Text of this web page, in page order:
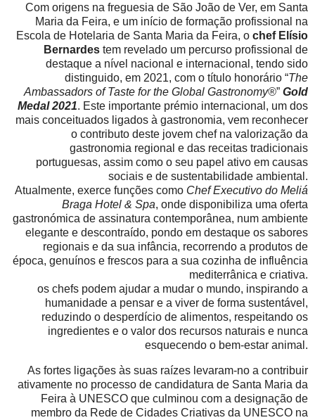
Com origens na freguesia de São João de Ver, em Santa
Maria da Feira, e um início de formação profissional na
Escola de Hotelaria de Santa Maria da Feira, o chef Elísio
Bernardes tem revelado um percurso profissional de
destaque a nível nacional e internacional, tendo sido
distinguido, em 2021, com o título honorário “The
Ambassadors of Taste for the Global Gastronomy®” Gold
Medal 2021. Este importante prémio internacional, um dos
mais conceituados ligados à gastronomia, vem reconhecer
o contributo deste jovem chef na valorização da
gastronomia regional e das receitas tradicionais
portuguesas, assim como o seu papel ativo em causas
sociais e de sustentabilidade ambiental.
Atualmente, exerce funções como Chef Executivo do Meliá
Braga Hotel & Spa, onde disponibiliza uma oferta
gastronómica de assinatura contemporânea, num ambiente
elegante e descontraído, pondo em destaque os sabores
regionais e da sua infância, recorrendo a produtos de
época, genuínos e frescos para a sua cozinha de influência
mediterrânica e criativa.
os chefs podem ajudar a mudar o mundo, inspirando a
humanidade a pensar e a viver de forma sustentável,
reduzindo o desperdício de alimentos, respeitando os
ingredientes e o valor dos recursos naturais e nunca
esquecendo o bem-estar animal.
As fortes ligações às suas raízes levaram-no a contribuir
ativamente no processo de candidatura de Santa Maria da
Feira à UNESCO que culminou com a designação de
membro da Rede de Cidades Criativas da UNESCO na